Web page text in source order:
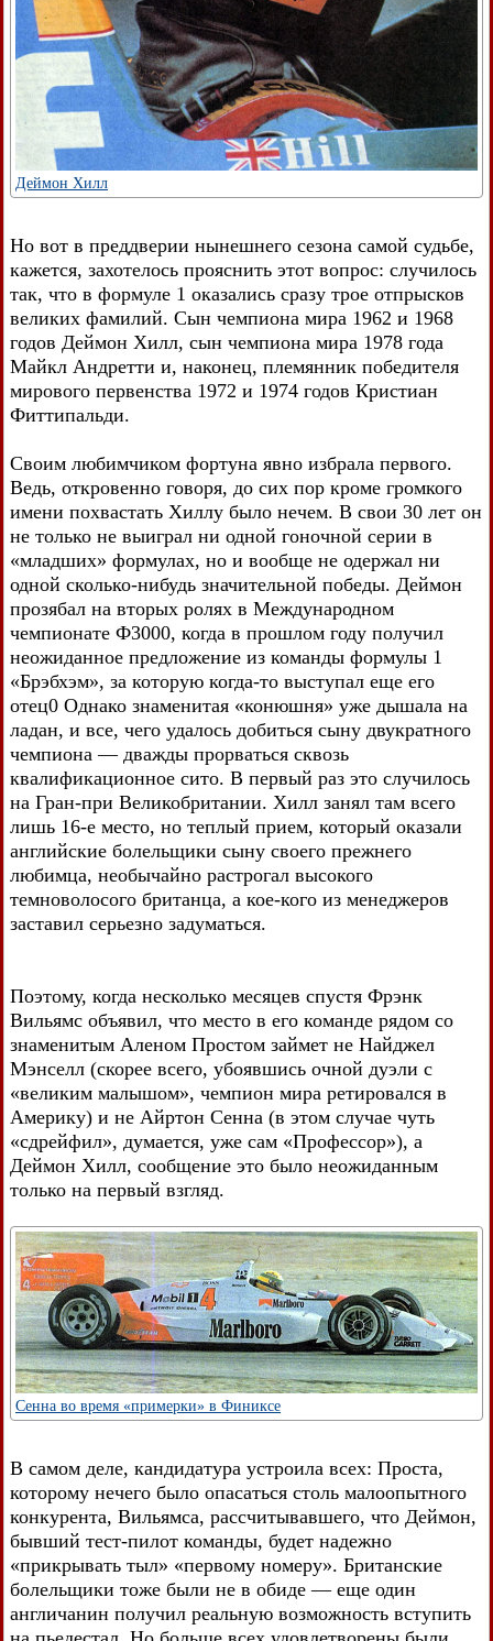
Деймон Хилл
Но вот в преддверии нынешнего сезона самой судьбе,
кажется, захотелось прояснить этот вопрос: случилось
так, что в формуле 1 оказались сразу трое отпрысков
великих фамилий. Сын чемпиона мира 1962 и 1968
годов Деймон Хилл, сын чемпиона мира 1978 года
Майкл Андретти и, наконец, племянник победителя
мирового первенства 1972 и 1974 годов Кристиан
Фиттипальди.
Своим любимчиком фортуна явно избрала первого.
Ведь, откровенно говоря, до сих пор кроме громкого
имени похвастать Хиллу было нечем. В свои 30 лет он
не только не выиграл ни одной гоночной серии в
«младших» формулах, но и вообще не одержал ни
одной сколько-нибудь значительной победы. Деймон
прозябал на вторых ролях в Международном
чемпионате Ф3000, когда в прошлом году получил
неожиданное предложение из команды формулы 1
«Брэбхэм», за которую когда-то выступал еще его
отец0 Однако знаменитая «конюшня» уже дышала на
ладан, и все, чего удалось добиться сыну двукратного
чемпиона — дважды прорваться сквозь
квалификационное сито. В первый раз это случилось
на Гран-при Великобритании. Хилл занял там всего
лишь 16-е место, но теплый прием, который оказали
английские болельщики сыну своего прежнего
любимца, необычайно растрогал высокого
темноволосого британца, а кое-кого из менеджеров
заставил серьезно задуматься.
Поэтому, когда несколько месяцев спустя Фрэнк
Вильямс объявил, что место в его команде рядом со
знаменитым Аленом Простом займет не Найджел
Мэнселл (скорее всего, убоявшись очной дуэли с
«великим малышом», чемпион мира ретировался в
Америку) и не Айртон Сенна (в этом случае чуть
«сдрейфил», думается, уже сам «Профессор»), а
Деймон Хилл, сообщение это было неожиданным
только на первый взгляд.
Сенна во время «примерки» в Финиксе
В самом деле, кандидатура устроила всех: Проста,
которому нечего было опасаться столь малоопытного
конкурента, Вильямса, рассчитывавшего, что Деймон,
бывший тест-пилот команды, будет надежно
«прикрывать тыл» «первому номеру». Британские
болельщики тоже были не в обиде — еще один
англичанин получил реальную возможность вступить